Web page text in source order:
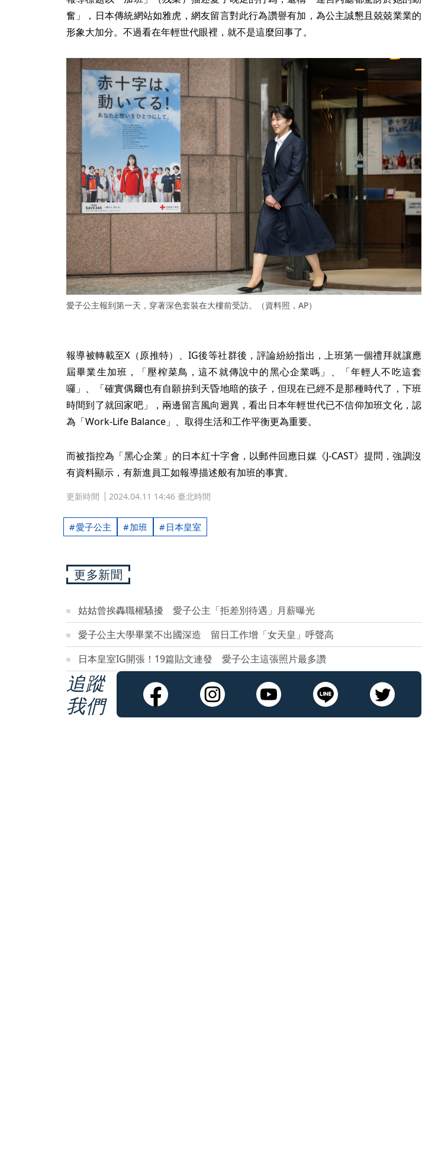
奮」，日本傳統網站如雅虎，網友留言對此行為讚譽有加，為公主誠懇且兢兢業業的
形象大加分。不過看在年輕世代眼裡，就不是這麼回事了。
愛子公主報到第一天，穿著深色套裝在大樓前受訪。（資料照，AP）
報導被轉載至X（原推特）、IG後等社群後，評論紛紛指出，上班第一個禮拜就讓應
屆畢業生加班，「壓榨菜鳥，這不就傳說中的黑心企業嗎」、「年輕人不吃這套
囉」、「確實偶爾也有自願拚到天昏地暗的孩子，但現在已經不是那種時代了，下班
時間到了就回家吧」，兩邊留言風向迥異，看出日本年輕世代已不信仰加班文化，認
為「Work-Life Balance」、取得生活和工作平衡更為重要。
而被指控為「黑心企業」的日本紅十字會，以郵件回應日媒《J-CAST》提問，強調沒
有資料顯示，有新進員工如報導描述般有加班的事實。
更新時間 2024.04.11 14:46 臺北時間
愛子公主 加班 日本皇室
更多新聞
姑姑曾挨轟職權騷擾 愛子公主「拒差別待遇」月薪曝光
愛子公主大學畢業不出國深造 留日工作增「女天皇」呼聲高
日本皇室IG開張！19篇貼文連發 愛子公主這張照片最多讚
追蹤
我們